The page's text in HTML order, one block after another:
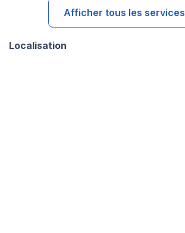
Afficher tous les services
Localisation